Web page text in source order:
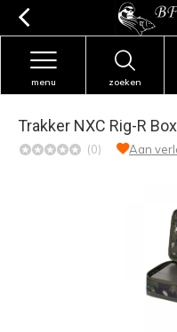
zoeken
menu
Trakker NXC Rig-R Box
(0) Aan